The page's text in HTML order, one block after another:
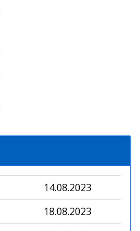
14.08.2023
18.08.2023